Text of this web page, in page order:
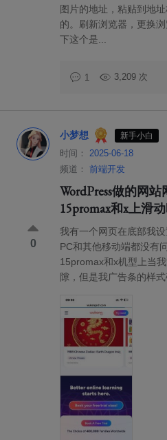
图片的地址，粘贴到地
的。刷新浏览器，更换
下这个是...
1 3,209 次
小梦想 新手小白
时间：
2025-06-18
频道：
前端开发
WordPress做的网
15promax和x上滑
0
我有一个网页在底部我
PC和其他移动端都没有
15promax和x机型上当
隙，但是我广告条的样